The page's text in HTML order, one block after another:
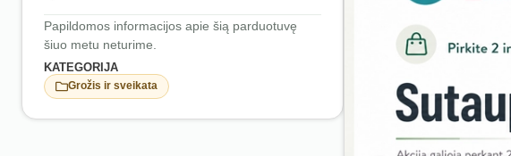
Papildomos informacijos apie šią parduotuvę
šiuo metu neturime.
KATEGORIJA
Grožis ir sveikata